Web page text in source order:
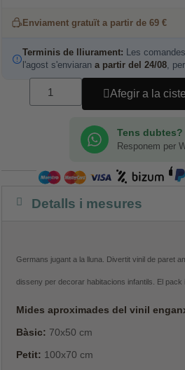
Enviament gratuït a partir de 69 €
Terminis de lliurament: Les
l'agost s'enviaran a partir del 24/08,
Afegir a la
Tens
Responem per
Detalls i mesures
Germans jugant a la lluna. Divertit vinil de paret
disseny per decorar habitacions infantils. El
Mides aproximades del vinil
Bàsic: 70x50 cm
Petit: 100x70 cm